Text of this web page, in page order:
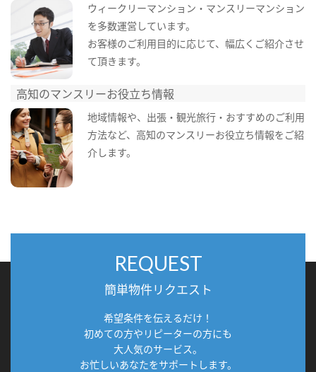
ウィークリーマンション・マンスリーマンション
を多数運営しています。
お客様のご利用目的に応じて、幅広くご紹介させ
て頂きます。
高知のマンスリーお役立ち情報
地域情報や、出張・観光旅行・おすすめのご利用
方法など、高知のマンスリーお役立ち情報をご紹
介します。
REQUEST
簡単物件リクエスト
希望条件を伝えるだけ！
初めての方やリピーターの方にも
大人気のサービス。
お忙しいあなたをサポートします。